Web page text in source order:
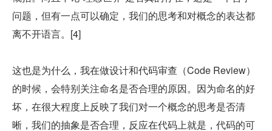
问题，但有一点可以确定，我们的思考和对概念的表达都
离不开语言。[4]
这也是为什么，我在做设计和代码审查（Code Review）
的时候，会特别关注命名是否合理的原因。因为命名的好
坏，在很大程度上反映了我们对一个概念的思考是否清
晰，我们的抽象是否合理，反应在代码上就是，代码的可